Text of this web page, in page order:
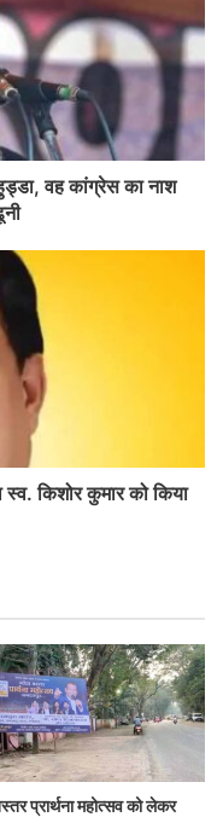
वह कांग्रेस का नाश
किशोर कुमार को किया
प्रार्थना महोत्सव को लेकर